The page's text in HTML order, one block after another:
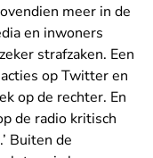
meer in de
en inwoners
strafzaken. Een
op Twitter en
op de rechter. En
de radio kritisch
Buiten de